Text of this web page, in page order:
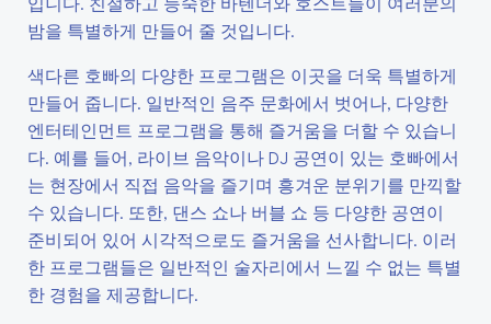
밤을 특별하게 만들어 줄 것입니다.
색다른 호빠의 다양한 프로그램은 이곳을 더욱 특별하게
만들어 줍니다. 일반적인 음주 문화에서 벗어나, 다양한
엔터테인먼트 프로그램을 통해 즐거움을 더할 수 있습니
다. 예를 들어, 라이브 음악이나 DJ 공연이 있는 호빠에서
는 현장에서 직접 음악을 즐기며 흥겨운 분위기를 만끽할
수 있습니다. 또한, 댄스 쇼나 버블 쇼 등 다양한 공연이
준비되어 있어 시각적으로도 즐거움을 선사합니다. 이러
한 프로그램들은 일반적인 술자리에서 느낄 수 없는 특별
한 경험을 제공합니다.